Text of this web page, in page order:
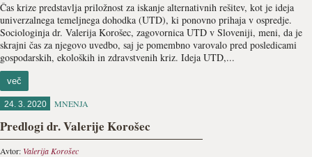
Čas krize predstavlja priložnost za iskanje alternativnih rešitev, kot je ideja
univerzalnega temeljnega dohodka (UTD), ki ponovno prihaja v ospredje.
Sociologinja dr. Valerija Korošec, zagovornica UTD v Sloveniji, meni, da je
skrajni čas za njegovo uvedbo, saj je pomembno varovalo pred posledicami
gospodarskih, ekoloških in zdravstvenih kriz. Ideja UTD,...
več
24. 3. 2020 MNENJA
Predlogi dr. Valerije Korošec
Avtor: Valerija Korošec